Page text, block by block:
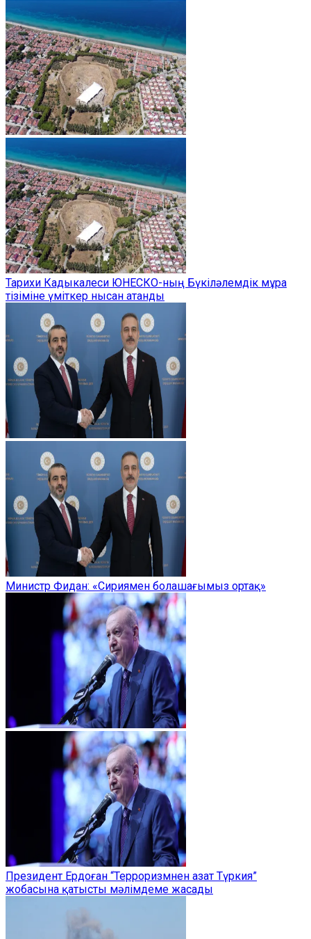
Тарихи Кадыкалеси ЮНЕСКО-ның Бүкіләлемдік мұра
тізіміне үміткер нысан атанды
Министр Фидан: «Сириямен болашағымыз ортақ»
Президент Ердоған “Терроризмнен азат Түркия”
жобасына қатысты мәлімдеме жасады